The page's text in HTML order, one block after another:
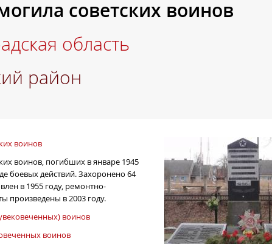
советских воинов
область
район
воинов
воинов, погибших в январе 1945
боевых действий. Захоронено 64
в 1955 году, ремонтно-
произведены в 2003 году.
воинов
воинов